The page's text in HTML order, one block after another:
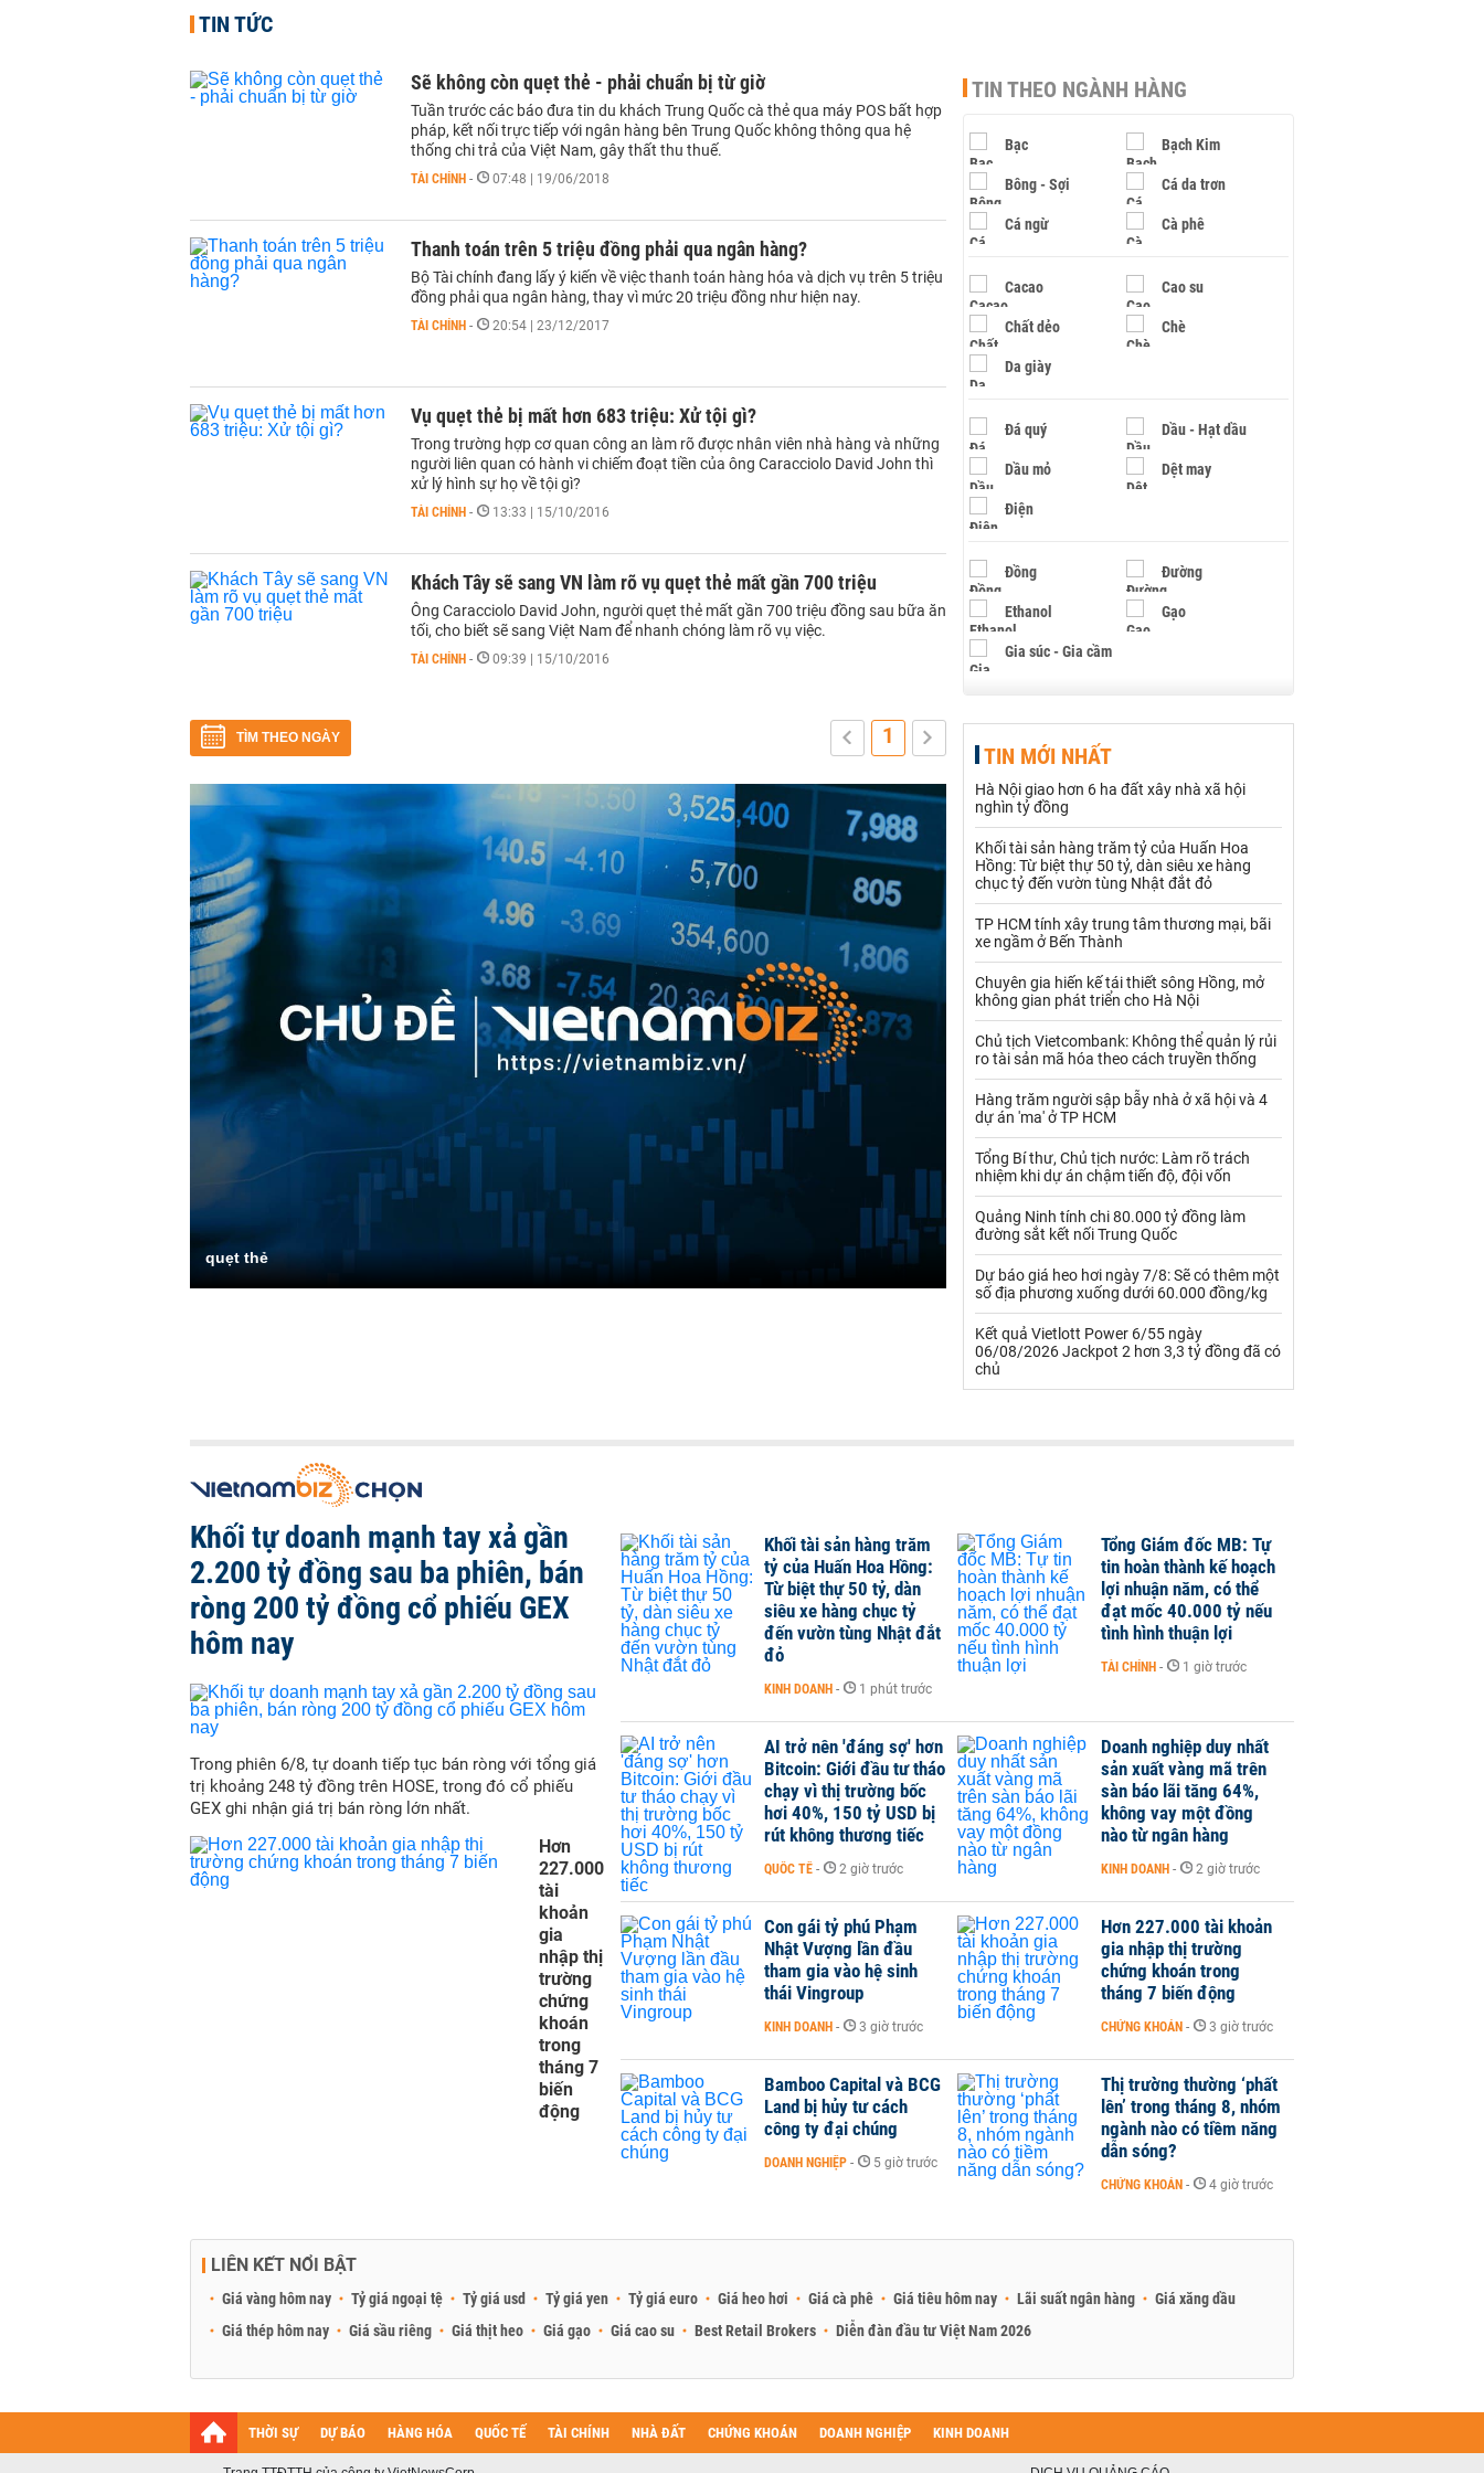
TIN TỨC
Sẽ không còn quẹt thẻ - phải chuẩn bị từ giờ
Tuần trước các báo đưa tin du khách Trung Quốc cà thẻ qua máy POS bất hợp
pháp, kết nối trực tiếp với ngân hàng bên Trung Quốc không thông qua hệ
thống chi trả của Việt Nam, gây thất thu thuế.
TÀI CHÍNH - 07:48 | 19/06/2018
Thanh toán trên 5 triệu đồng phải qua ngân hàng?
Bộ Tài chính đang lấy ý kiến về việc thanh toán hàng hóa và dịch vụ trên 5 triệu
đồng phải qua ngân hàng, thay vì mức 20 triệu đồng như hiện nay.
TÀI CHÍNH - 20:54 | 23/12/2017
Vụ quẹt thẻ bị mất hơn 683 triệu: Xử tội gì?
Trong trường hợp cơ quan công an làm rõ được nhân viên nhà hàng và những
người liên quan có hành vi chiếm đoạt tiền của ông Caracciolo David John thì
xử lý hình sự họ về tội gì?
TÀI CHÍNH - 13:33 | 15/10/2016
Khách Tây sẽ sang VN làm rõ vụ quẹt thẻ mất gần 700 triệu
Ông Caracciolo David John, người quẹt thẻ mất gần 700 triệu đồng sau bữa ăn
tối, cho biết sẽ sang Việt Nam để nhanh chóng làm rõ vụ việc.
TÀI CHÍNH - 09:39 | 15/10/2016
TÌM THEO NGÀY 1
quẹt thẻ
TIN THEO NGÀNH HÀNG
Bạc Bạch Kim
Bông - Sợi Cá da trơn
Cá ngừ Cà phê
Cacao Cao su
Chất dẻo Chè
Da giày
Đá quý Dầu - Hạt dầu
Dầu mỏ Dệt may
Điện
Đồng Đường
Ethanol Gạo
Gia súc - Gia cầm
Hạt điều
Khí đốt
Kim loại khác Mắc ca
Muối
Nhựa - Hạt nhựa
Palladium Phân bón
Rau - Củ -Quả Sắt thép
Sữa
Than Thức ăn chăn nuôi
Thủy hải sản khác Tôm
Vàng
VLXD khác Xăng dầu
Xi măng - Clynker
TIN MỚI NHẤT
Hà Nội giao hơn 6 ha đất xây nhà xã hội
nghìn tỷ đồng
Khối tài sản hàng trăm tỷ của Huấn Hoa
Hồng: Từ biệt thự 50 tỷ, dàn siêu xe hàng
chục tỷ đến vườn tùng Nhật đắt đỏ
TP HCM tính xây trung tâm thương mại, bãi
xe ngầm ở Bến Thành
Chuyên gia hiến kế tái thiết sông Hồng, mở
không gian phát triển cho Hà Nội
Chủ tịch Vietcombank: Không thể quản lý rủi
ro tài sản mã hóa theo cách truyền thống
Hàng trăm người sập bẫy nhà ở xã hội và 4
dự án 'ma' ở TP HCM
Tổng Bí thư, Chủ tịch nước: Làm rõ trách
nhiệm khi dự án chậm tiến độ, đội vốn
Quảng Ninh tính chi 80.000 tỷ đồng làm
đường sắt kết nối Trung Quốc
Dự báo giá heo hơi ngày 7/8: Sẽ có thêm một
số địa phương xuống dưới 60.000 đồng/kg
Kết quả Vietlott Power 6/55 ngày
06/08/2026 Jackpot 2 hơn 3,3 tỷ đồng đã có
chủ
Khối tự doanh mạnh tay xả gần
2.200 tỷ đồng sau ba phiên, bán
ròng 200 tỷ đồng cổ phiếu GEX
hôm nay
Trong phiên 6/8, tự doanh tiếp tục bán ròng với tổng giá
trị khoảng 248 tỷ đồng trên HOSE, trong đó cổ phiếu
GEX ghi nhận giá trị bán ròng lớn nhất.
Hơn
227.000
tài
khoản
gia
nhập thị
trường
chứng
khoán
trong
tháng 7
biến
động
Khối tài sản hàng trăm
tỷ của Huấn Hoa Hồng:
Từ biệt thự 50 tỷ, dàn
siêu xe hàng chục tỷ
đến vườn tùng Nhật đắt
đỏ
KINH DOANH - 1 phút trước
Tổng Giám đốc MB: Tự
tin hoàn thành kế hoạch
lợi nhuận năm, có thể
đạt mốc 40.000 tỷ nếu
tình hình thuận lợi
TÀI CHÍNH - 1 giờ trước
AI trở nên 'đáng sợ' hơn
Bitcoin: Giới đầu tư tháo
chạy vì thị trường bốc
hơi 40%, 150 tỷ USD bị
rút không thương tiếc
QUỐC TẾ - 2 giờ trước
Doanh nghiệp duy nhất
sản xuất vàng mã trên
sàn báo lãi tăng 64%,
không vay một đồng
nào từ ngân hàng
KINH DOANH - 2 giờ trước
Con gái tỷ phú Phạm
Nhật Vượng lần đầu
tham gia vào hệ sinh
thái Vingroup
KINH DOANH - 3 giờ trước
Hơn 227.000 tài khoản
gia nhập thị trường
chứng khoán trong
tháng 7 biến động
CHỨNG KHOÁN - 3 giờ trước
Bamboo Capital và BCG
Land bị hủy tư cách
công ty đại chúng
DOANH NGHIỆP - 5 giờ trước
Thị trường thường ‘phất
lên’ trong tháng 8, nhóm
ngành nào có tiềm năng
dẫn sóng?
CHỨNG KHOÁN - 4 giờ trước
LIÊN KẾT NỔI BẬT
Giá vàng hôm nay Tỷ giá ngoại tệ Tỷ giá usd Tỷ giá yen Tỷ giá euro Giá heo hơi Giá cà phê Giá tiêu hôm nay Lãi suất ngân hàng
Giá xăng dầu
Giá thép hôm nay
Giá sầu riêng Giá thịt heo Giá gạo Giá cao su Best Retail Brokers Diễn đàn đầu tư Việt Nam 2026
THỜI SỰ DỰ BÁO HÀNG HÓA QUỐC TẾ TÀI CHÍNH NHÀ ĐẤT CHỨNG KHOÁN DOANH NGHIỆP KINH DOANH